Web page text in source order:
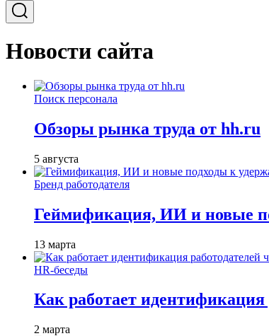
Новости сайта
Поиск персонала
Обзоры рынка труда от hh.ru
5 августа
Бренд работодателя
Геймификация, ИИ и новые
13 марта
HR-беседы
Как работает идентификация
2 марта